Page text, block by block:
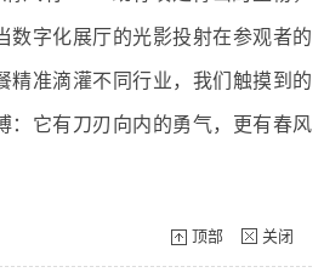
数字化展厅的光影投射在参观者的
精准滴灌不同行业，我们触摸到的
：它有刀刃向内的勇气，更有春风
顶部 关闭